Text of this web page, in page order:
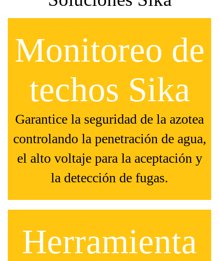
Monitoreo de
techos Sika
Garantice la seguridad de la azotea
controlando la penetración de agua,
el alto voltaje para la aceptación y
la detección de fugas.
Herramienta